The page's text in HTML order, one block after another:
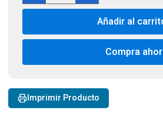
Gas
y
Design
Acero
cantidad
Añadir al
Compra
Imprimir Producto